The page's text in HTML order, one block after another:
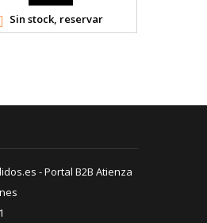
Sin stock, reservar
- Portal B2B Atienza